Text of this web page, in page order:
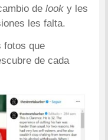
delook y les
les falta.
fotos que
de cada